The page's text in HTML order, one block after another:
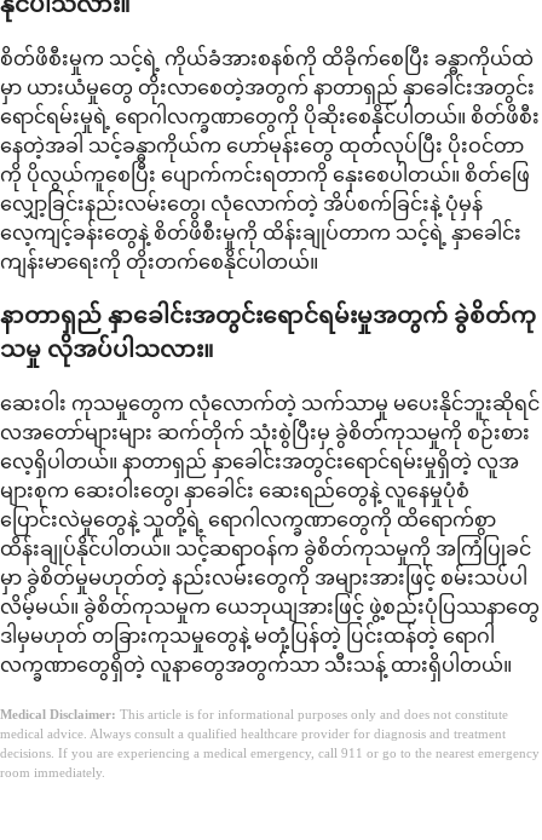
စိတ်ဖိစီးမှုက သင့်ရဲ့ ကိုယ်ခံအားစနစ်ကို ထိခိုက်စေပြီး ခန္ဓာကိုယ်ထဲ
မှာ ယားယံမှုတွေ တိုးလာစေတဲ့အတွက် နာတာရှည် နှာခေါင်းအတွင်း
ရောင်ရမ်းမှုရဲ့ ရောဂါလက္ခဏာတွေကို ပိုဆိုးစေနိုင်ပါတယ်။ စိတ်ဖိစီး
နေတဲ့အခါ သင့်ခန္ဓာကိုယ်က ဟော်မုန်းတွေ ထုတ်လုပ်ပြီး ပိုးဝင်တာ
ကို ပိုလွယ်ကူစေပြီး ပျောက်ကင်းရတာကို နှေးစေပါတယ်။ စိတ်ဖြေ
လျှော့ခြင်းနည်းလမ်းတွေ၊ လုံလောက်တဲ့ အိပ်စက်ခြင်းနဲ့ ပုံမှန်
လေ့ကျင့်ခန်းတွေနဲ့ စိတ်ဖိစီးမှုကို ထိန်းချုပ်တာက သင့်ရဲ့ နှာခေါင်း
ကျန်းမာရေးကို တိုးတက်စေနိုင်ပါတယ်။
နာတာရှည် နှာခေါင်းအတွင်းရောင်ရမ်းမှုအတွက် ခွဲစိတ်ကု
သမှု လိုအပ်ပါသလား။
ဆေးဝါး ကုသမှုတွေက လုံလောက်တဲ့ သက်သာမှု မပေးနိုင်ဘူးဆိုရင်
လအတော်များများ ဆက်တိုက် သုံးစွဲပြီးမှ ခွဲစိတ်ကုသမှုကို စဉ်းစား
လေ့ရှိပါတယ်။ နာတာရှည် နှာခေါင်းအတွင်းရောင်ရမ်းမှုရှိတဲ့ လူအ
များစုက ဆေးဝါးတွေ၊ နှာခေါင်း ဆေးရည်တွေနဲ့ လူနေမှုပုံစံ
ပြောင်းလဲမှုတွေနဲ့ သူတို့ရဲ့ ရောဂါလက္ခဏာတွေကို ထိရောက်စွာ
ထိန်းချုပ်နိုင်ပါတယ်။ သင့်ဆရာဝန်က ခွဲစိတ်ကုသမှုကို အကြံပြုခင်
မှာ ခွဲစိတ်မှုမဟုတ်တဲ့ နည်းလမ်းတွေကို အများအားဖြင့် စမ်းသပ်ပါ
လိမ့်မယ်။ ခွဲစိတ်ကုသမှုက ယေဘုယျအားဖြင့် ဖွဲ့စည်းပုံပြဿနာတွေ
ဒါမှမဟုတ် တခြားကုသမှုတွေနဲ့ မတုံ့ပြန်တဲ့ ပြင်းထန်တဲ့ ရောဂါ
လက္ခဏာတွေရှိတဲ့ လူနာတွေအတွက်သာ သီးသန့် ထားရှိပါတယ်။
Medical Disclaimer: This article is for informational purposes only and does not constitute
medical advice. Always consult a qualified healthcare provider for diagnosis and treatment
decisions. If you are experiencing a medical emergency, call 911 or go to the nearest emergency
room immediately.